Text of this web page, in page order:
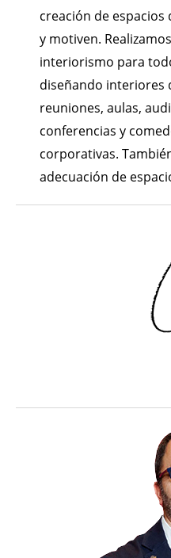
creación de
y motiven.
interiorismo para
diseñando interiores
reuniones, aulas,
conferencias y
corporativas.
adecuación de